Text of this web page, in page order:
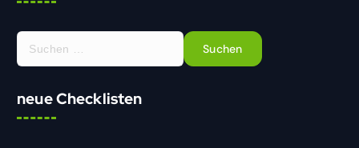
S
neue Checklisten